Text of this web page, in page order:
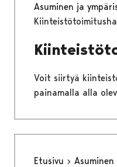
Asuminen ja
Voit siirtyä
painamalla alla
Etusivu